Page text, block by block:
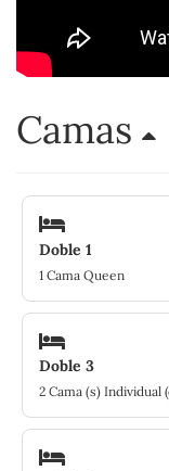
Camas
Doble 1
1 Cama Queen
Doble 3
2 Cama (s) Individual